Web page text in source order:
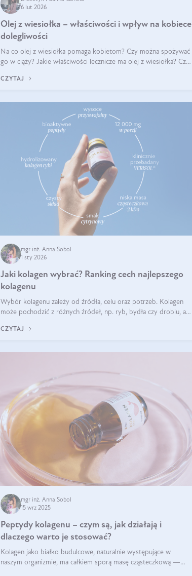
6 lut 2026
Olej z wiesiołka – właściwości i wpływ na kobiece
dolegliwości
Na co olej z wiesiołka pomaga kobietom? Czy można spożywać
go w ciąży? Jakie właściwości lecznicze ma olej z wiesiołka? Czy
efekty? Jaka jes
CZYTAJ
mgr inż. Anna Sobol
1 sty 2026
Jaki kolagen wybrać? Ranking cech najlepszego
kolagenu
Wybór kolagenu zależy od źródła, celu oraz potrzeb. Kolagen
może pochodzić z różnych źródeł, np. ryb, bydła czy drobiu, a
sprawdza się kolagen rybi, a dla wspierania stawów — kolagen
CZYTAJ
mgr inż. Anna Sobol
15 wrz 2025
Peptydy kolagenu – czym są, jak działają i
dlaczego warto je stosować?
Kolagen jako białko budulcowe, naturalnie występujące w
naszym organizmie, ma całkiem sporą masę cząsteczkową —